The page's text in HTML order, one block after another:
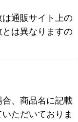
通販サイト上の
は異なりますの
、商品名に記載
ただいておりま